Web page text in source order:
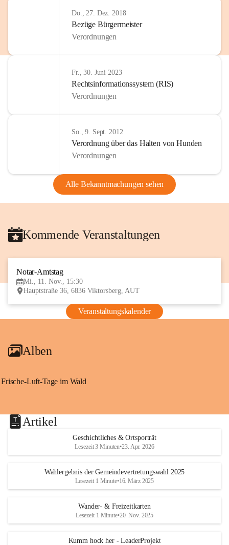
Do., 27. Dez. 2018
Bezüge Bürgermeister
Verordnungen
Fr., 30. Juni 2023
Rechtsinformationssystem (RIS)
Verordnungen
So., 9. Sept. 2012
Verordnung über das Halten von Hunden
Verordnungen
Alle Bekanntmachungen sehen
Kommende Veranstaltungen
Notar-Amtstag
Mi., 11. Nov., 15:30
Hauptstraße 36, 6836 Viktorsberg, AUT
Veranstaltungskalender
Alben
Frische-Luft-Tage im Wald
Artikel
Geschichtliches & Ortsporträt
Lesezeit 3 Minuten•23. Apr. 2026
Wahlergebnis der Gemeindevertretungswahl 2025
Lesezeit 1 Minute•16. März 2025
Wander- & Freizeitkarten
Lesezeit 1 Minute•20. Nov. 2025
Kumm hock her - LeaderProjekt